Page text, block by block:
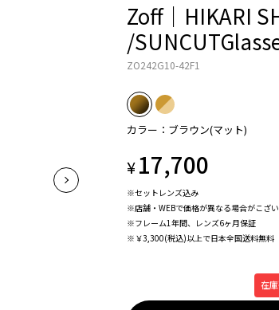
Zoff｜HIKARI
/
ZO242G10-42F1
カラー：ブラウン(マット)
¥17,700
※セットレンズ込み
※店舗・WEBで価格が異なる場合がこざい
※フレーム1年間、レンズ6ヶ月保証
※￥3,300(税込)以上で日本全国送料無料
在